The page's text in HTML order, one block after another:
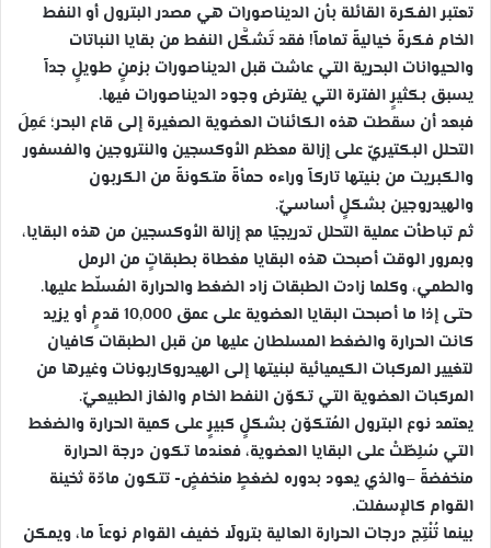
تعتبر الفكرة القائلة بأن الديناصورات هي مصدر البترول أو النفط
الخام فكرةً خياليةً تماماً! فقد تَشكَّل النفط من بقايا النباتات
والحيوانات البحرية التي عاشت قبل الديناصورات بزمنٍ طويلٍ جداً
يسبق بكثيرٍ الفترة التي يفترض وجود الديناصورات فيها.
فبعد أن سقطت هذه الكائنات العضوية الصغيرة إلى قاع البحر؛ عَمِلَ
التحلل البكتيريّ على إزالة معظم الأوكسجين والنتروجين والفسفور
والكبريت من بنيتها تاركاً وراءه حمأةً متكونةً من الكربون
والهيدروجين بشكلٍ أساسيّ.
ثم تباطأت عملية التحلل تدريجيًا مع إزالة الأوكسجين من هذه البقايا،
وبمرور الوقت أصبحت هذه البقايا مغطاة بطبقاتٍ من الرمل
والطمي، وكلما زادت الطبقات زاد الضغط والحرارة المُسلّط عليها.
حتى إذا ما أصبحت البقايا العضوية على عمق 10,000 قدمٍ أو يزيد
كانت الحرارة والضغط المسلطان عليها من قبل الطبقات كافيان
لتغيير المركبات الكيميائية لبنيتها إلى الهيدروكاربونات وغيرها من
المركبات العضوية التي تكوّن النفط الخام والغاز الطبيعيّ.
يعتمد نوع البترول المُتكوّن بشكلٍ كبيرٍ على كمية الحرارة والضغط
التي سُلِطّتْ على البقايا العضوية، فعندما تكون درجة الحرارة
منخفضةً –والذي يعود بدوره لضغطٍ منخفضٍ- تتكون مادّة ثخينة
القوام كالإسفلت.
بينما تُنْتِج درجات الحرارة العالية بترولًا خفيف القوام نوعاً ما، ويمكن